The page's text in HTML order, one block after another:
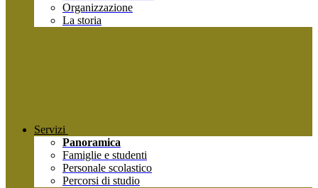
Organizzazione
La storia
Servizi
Panoramica
Famiglie e studenti
Personale scolastico
Percorsi di studio